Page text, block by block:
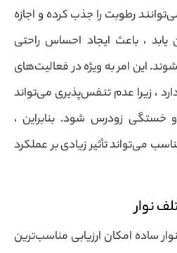
رطوبت را جذب کرده و اجازه
، باعث ایجاد احساس راحتی
این امر به ویژه در فعالیت‌های
، زیرا عدم تنفس‌پذیری می‌تواند
خستگی زودرس شود. بنابراین ،
می‌تواند تأثیر زیادی بر عملکرد
نوار
ساده امکان ارزیابی مناسب‌ترین